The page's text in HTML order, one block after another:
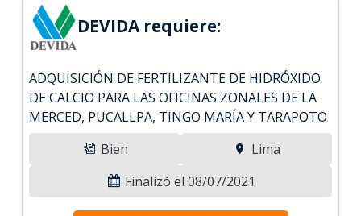
DEVIDA requiere:
ADQUISICIÓN DE FERTILIZANTE DE HIDRÓXIDO
DE CALCIO PARA LAS OFICINAS ZONALES DE LA
MERCED, PUCALLPA, TINGO MARÍA Y TARAPOTO
Bien
Lima
Finalizó el 08/07/2021